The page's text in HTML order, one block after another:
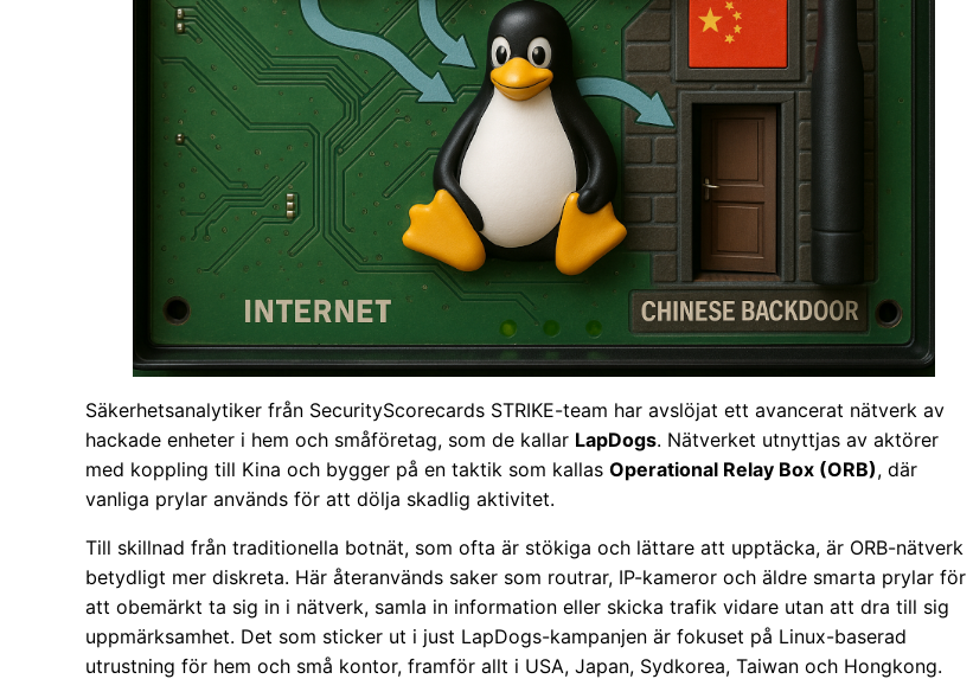
Säkerhetsanalytiker från SecurityScorecards STRIKE-team har avslöjat ett avancerat nätverk av
hackade enheter i hem och småföretag, som de kallar LapDogs. Nätverket utnyttjas av aktörer
med koppling till Kina och bygger på en taktik som kallas Operational Relay Box (ORB), där
vanliga prylar används för att dölja skadlig aktivitet.
Till skillnad från traditionella botnät, som ofta är stökiga och lättare att upptäcka, är ORB-nätverk
betydligt mer diskreta. Här återanvänds saker som routrar, IP-kameror och äldre smarta prylar för
att obemärkt ta sig in i nätverk, samla in information eller skicka trafik vidare utan att dra till sig
uppmärksamhet. Det som sticker ut i just LapDogs-kampanjen är fokuset på Linux-baserad
utrustning för hem och små kontor, framför allt i USA, Japan, Sydkorea, Taiwan och Hongkong.